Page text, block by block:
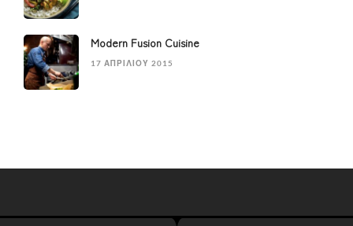
Modern Fusion Cuisine
17 ΑΠΡΙΛΊΟΥ 2015